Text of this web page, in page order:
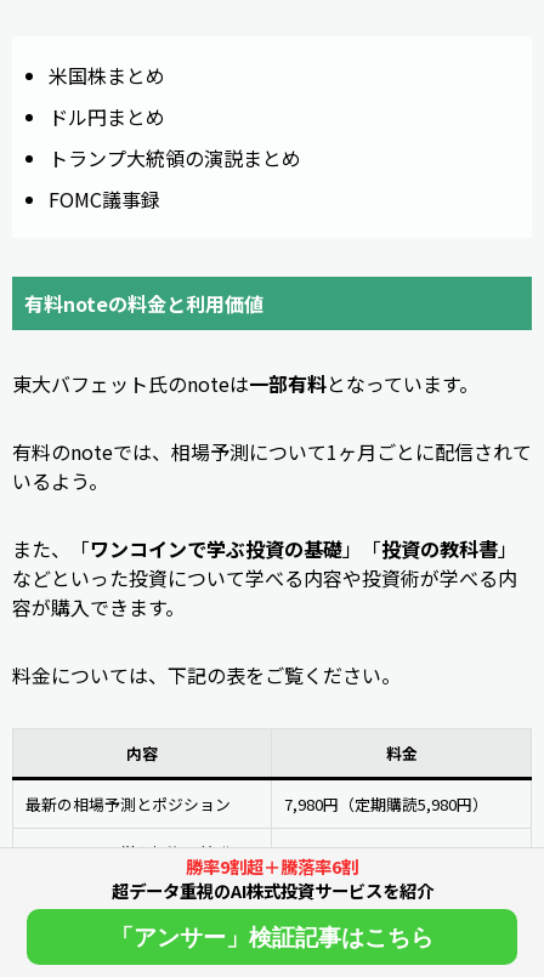
米国株まとめ
ドル円まとめ
トランプ大統領の演説まとめ
FOMC議事録
有料noteの料金と利用価値
東大バフェット氏のnoteは一部有料となっています。
有料のnoteでは、相場予測について1ヶ月ごとに配信されて
いるよう。
また、「ワンコインで学ぶ投資の基礎」「投資の教科書」
などといった投資について学べる内容や投資術が学べる内
容が購入できます。
料金については、下記の表をご覧ください。
内容 料金
最新の相場予測とポジション 7,980円（定期購読5,980円）
ワンコインで学ぶ投資の基礎 500円
投資の教科書 500円
勝率9割超＋騰落率6割
超データ重視のAI株式投資サービスを紹介
「アンサー」検証記事はこちら